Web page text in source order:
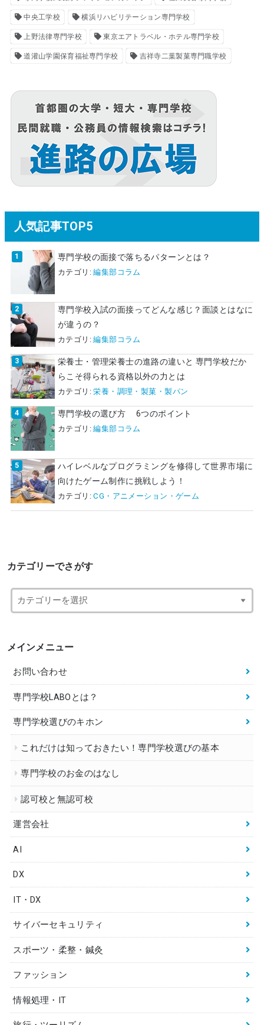
中央工学校 横浜リハビリテーション専門学校
上野法律専門学校 東京エアトラベル・ホテル専門学校
道灌山学園保育福祉専門学校 吉祥寺二葉製菓専門職学校
人気記事TOP5
専門学校の面接で落ちるパターンとは？
カテゴリ:編集部コラム
専門学校入試の面接ってどんな感じ？面談とはなに
が違うの？
カテゴリ:編集部コラム
栄養士・管理栄養士の進路の違いと 専門学校だか
らこそ得られる資格以外の力とは
カテゴリ:栄養・調理・製菓・製パン
専門学校の選び方 6つのポイント
カテゴリ:編集部コラム
ハイレベルなプログラミングを修得して世界市場に
向けたゲーム制作に挑戦しよう！
カテゴリ:CG・アニメーション・ゲーム
カテゴリーでさがす
メインメニュー
お問い合わせ
専門学校LABOとは？
専門学校選びのキホン
これだけは知っておきたい！専門学校選びの基本
専門学校のお金のはなし
認可校と無認可校
運営会社
AI
DX
IT・DX
サイバーセキュリティ
スポーツ・柔整・鍼灸
ファッション
情報処理・IT